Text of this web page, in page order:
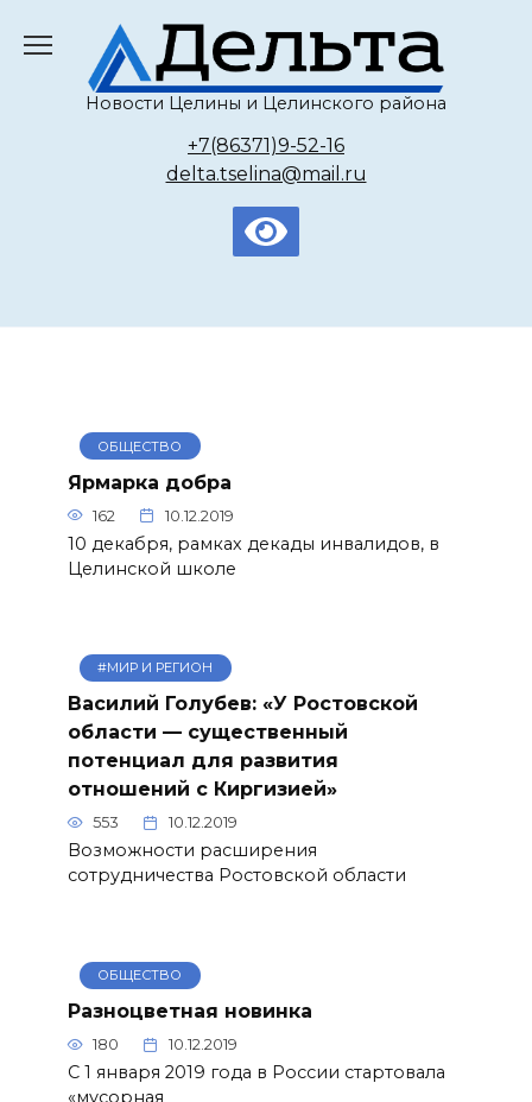
содержанию
Новости Целины и Целинского района
+7(86371)9-52-16
delta.tselina@mail.ru
ОБЩЕСТВО
Ярмарка добра
162 10.12.2019
10 декабря, рамках декады инвалидов, в
Целинской школе
#МИР И РЕГИОН
Василий Голубев: «У Ростовской
области — существенный
потенциал для развития
отношений с Киргизией»
553 10.12.2019
Возможности расширения
сотрудничества Ростовской области
ОБЩЕСТВО
Разноцветная новинка
180 10.12.2019
С 1 января 2019 года в России стартовала
«мусорная